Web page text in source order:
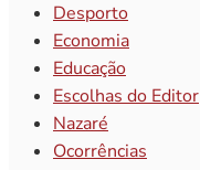
Desporto
Economia
Educação
Escolhas do Editor
Nazaré
Ocorrências